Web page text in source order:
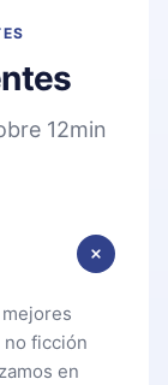
12min
ficción
en